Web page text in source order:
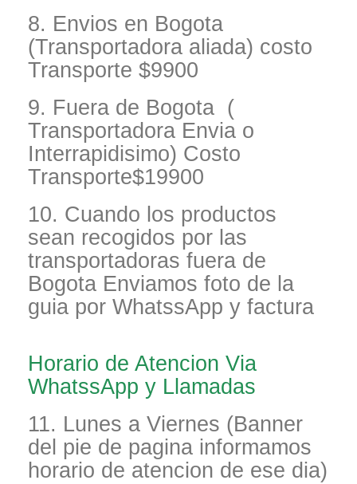
8. Envios en Bogota
(Transportadora aliada) costo
Transporte $9900
9. Fuera de Bogota (
Transportadora Envia o
Interrapidisimo) Costo
Transporte$19900
10. Cuando los productos
sean recogidos por las
transportadoras fuera de
Bogota Enviamos foto de la
guia por WhatssApp y factura
Horario de Atencion Via
WhatssApp y Llamadas
11. Lunes a Viernes (Banner
del pie de pagina informamos
horario de atencion de ese dia)